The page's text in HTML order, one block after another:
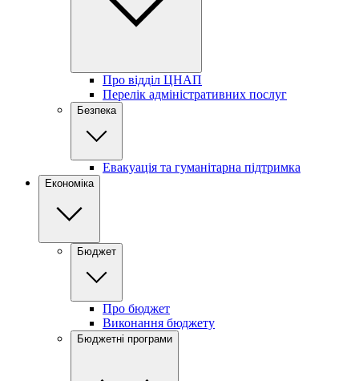
Про відділ ЦНАП
Перелік адміністративних послуг
Безпека
Евакуація та гуманітарна підтримка
Економіка
Бюджет
Про бюджет
Виконання бюджету
Бюджетні програми